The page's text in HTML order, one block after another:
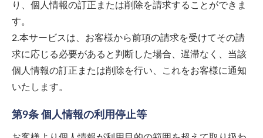
り、個人情報の訂正または削除を請求することができま
す。
2.本サービスは、お客様から前項の請求を受けてその請
求に応じる必要があると判断した場合、遅滞なく、当該
個人情報の訂正または削除を行い、これをお客様に通知
いたします。
第9条 個人情報の利用停止等